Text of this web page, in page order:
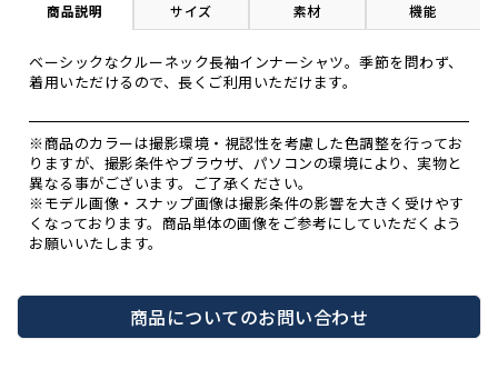
商品説明 サイズ 素材 機能
ベーシックなクルーネック長袖インナーシャツ。季節を問わず、
着用いただけるので、長くご利用いただけます。
※商品のカラーは撮影環境・視認性を考慮した色調整を行ってお
りますが、撮影条件やブラウザ、パソコンの環境により、実物と
異なる事がございます。ご了承ください。
※モデル画像・スナップ画像は撮影条件の影響を大きく受けやす
くなっております。商品単体の画像をご参考にしていただくよう
お願いいたします。
商品についてのお問い合わせ